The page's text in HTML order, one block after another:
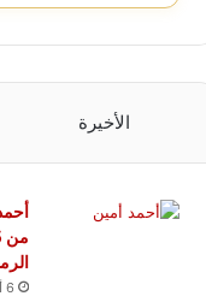
الأخيرة
6 أغسطس، 2026